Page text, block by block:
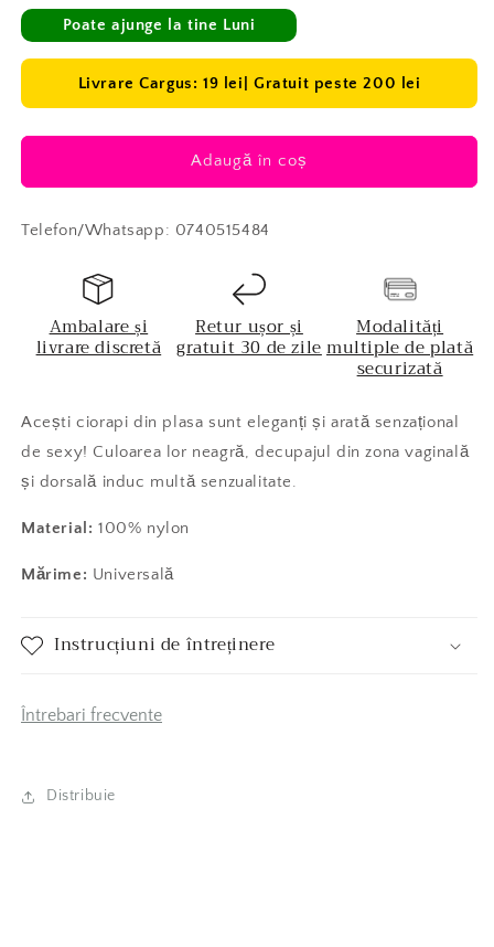
obișnuitPoate ajunge la tine Luni
Livrare Cargus: 19 lei| Gratuit peste 200 lei
Adaugă în coș
Telefon/Whatsapp: 0740515484
Ambalare și
livrare discretă
Retur ușor și
gratuit 30 de zile
Modalități
multiple de plată
securizată
Acești ciorapi din plasa sunt eleganți și arată senzațional
de sexy! Culoarea lor neagră, decupajul din zona vaginală
și dorsală induc multă senzualitate.
Material: 100% nylon
Mărime: Universală
Instrucțiuni de întreținere
Întrebari frecvente
Distribuie